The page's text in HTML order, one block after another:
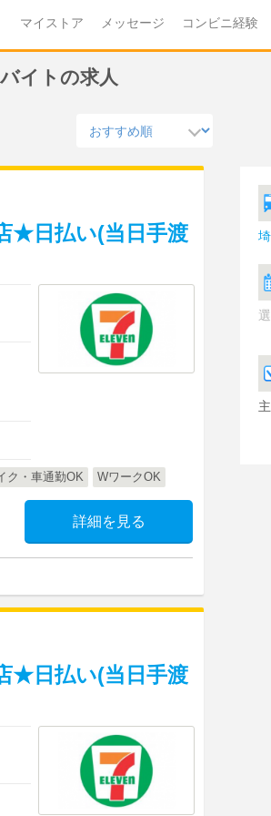
マイストア メッセージ コンビニ経験
イトの求人
★日払い(当日手渡
ク・車通勤OK WワークOK
詳細を見る
★日払い(当日手渡